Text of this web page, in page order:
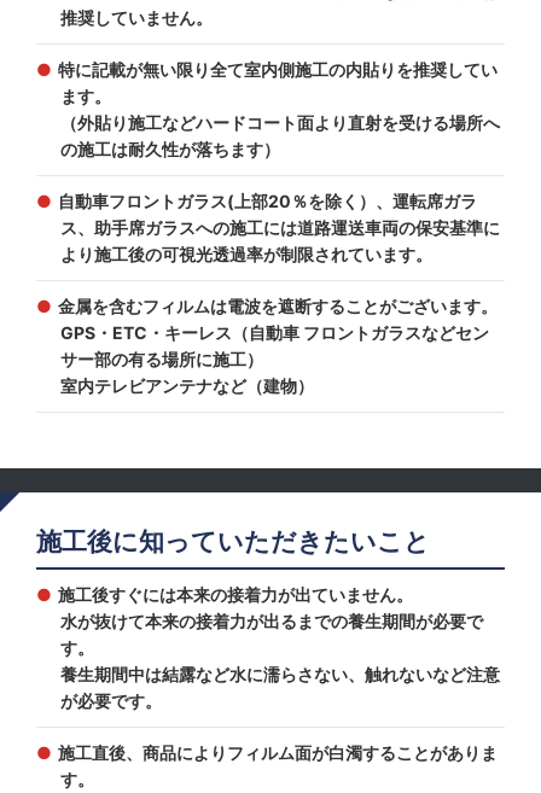
推奨していません。
特に記載が無い限り全て室内側施工の内貼りを推奨してい
ます。
（外貼り施工などハードコート面より直射を受ける場所へ
の施工は耐久性が落ちます）
自動車フロントガラス(上部20％を除く）、運転席ガラ
ス、助手席ガラスへの施工には道路運送車両の保安基準に
より施工後の可視光透過率が制限されています。
金属を含むフィルムは電波を遮断することがございます。
GPS・ETC・キーレス（自動車 フロントガラスなどセン
サー部の有る場所に施工）
室内テレビアンテナなど（建物）
施工後に知っていただきたいこと
施工後すぐには本来の接着力が出ていません。
水が抜けて本来の接着力が出るまでの養生期間が必要で
す。
養生期間中は結露など水に濡らさない、触れないなど注意
が必要です。
施工直後、商品によりフィルム面が白濁することがありま
す。